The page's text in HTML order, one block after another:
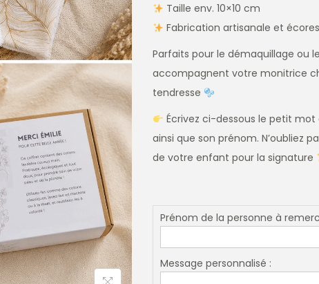
Taille env. 10×10 cm
Fabrication artisanale et
Parfaits pour le démaquillage ou
accompagnent votre monitrice
tendresse
Écrivez ci-dessous le petit
ainsi que son prénom. N’oubliez
de votre enfant pour la signature
Prénom de la personne à
Message personnalisé :